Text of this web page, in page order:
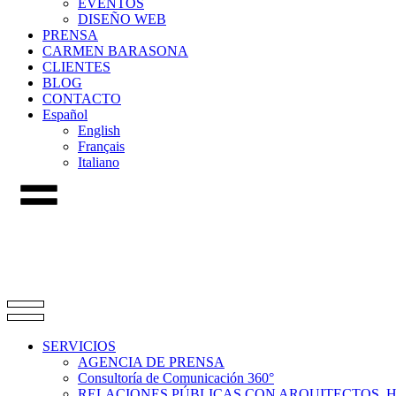
EVENTOS
DISEÑO WEB
PRENSA
CARMEN BARASONA
CLIENTES
BLOG
CONTACTO
Español
English
Français
Italiano
SERVICIOS
AGENCIA DE PRENSA
Consultoría de Comunicación 360°